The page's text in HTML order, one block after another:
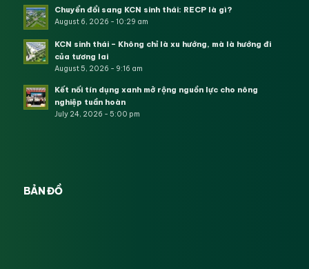
Chuyển đổi sang KCN sinh thái: RECP là gì?
August 6, 2026 - 10:29 am
KCN sinh thái – Không chỉ là xu hướng, mà là hướng đi
của tương lai
August 5, 2026 - 9:16 am
Kết nối tín dụng xanh mở rộng nguồn lực cho nông
nghiệp tuần hoàn
July 24, 2026 - 5:00 pm
BẢN ĐỒ